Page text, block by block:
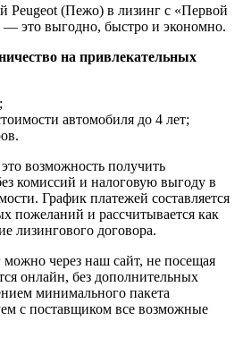
Peugeot (Пежо) в лизинг с «Первой
это выгодно, быстро и экономно.
на привлекательных
автомобиля до 4 лет;
возможность получить
комиссий и налоговую выгоду в
График платежей составляется
пожеланий и рассчитывается как
лизингового договора.
можно через наш сайт, не посещая
онлайн, без дополнительных
минимального пакета
с поставщиком все возможные